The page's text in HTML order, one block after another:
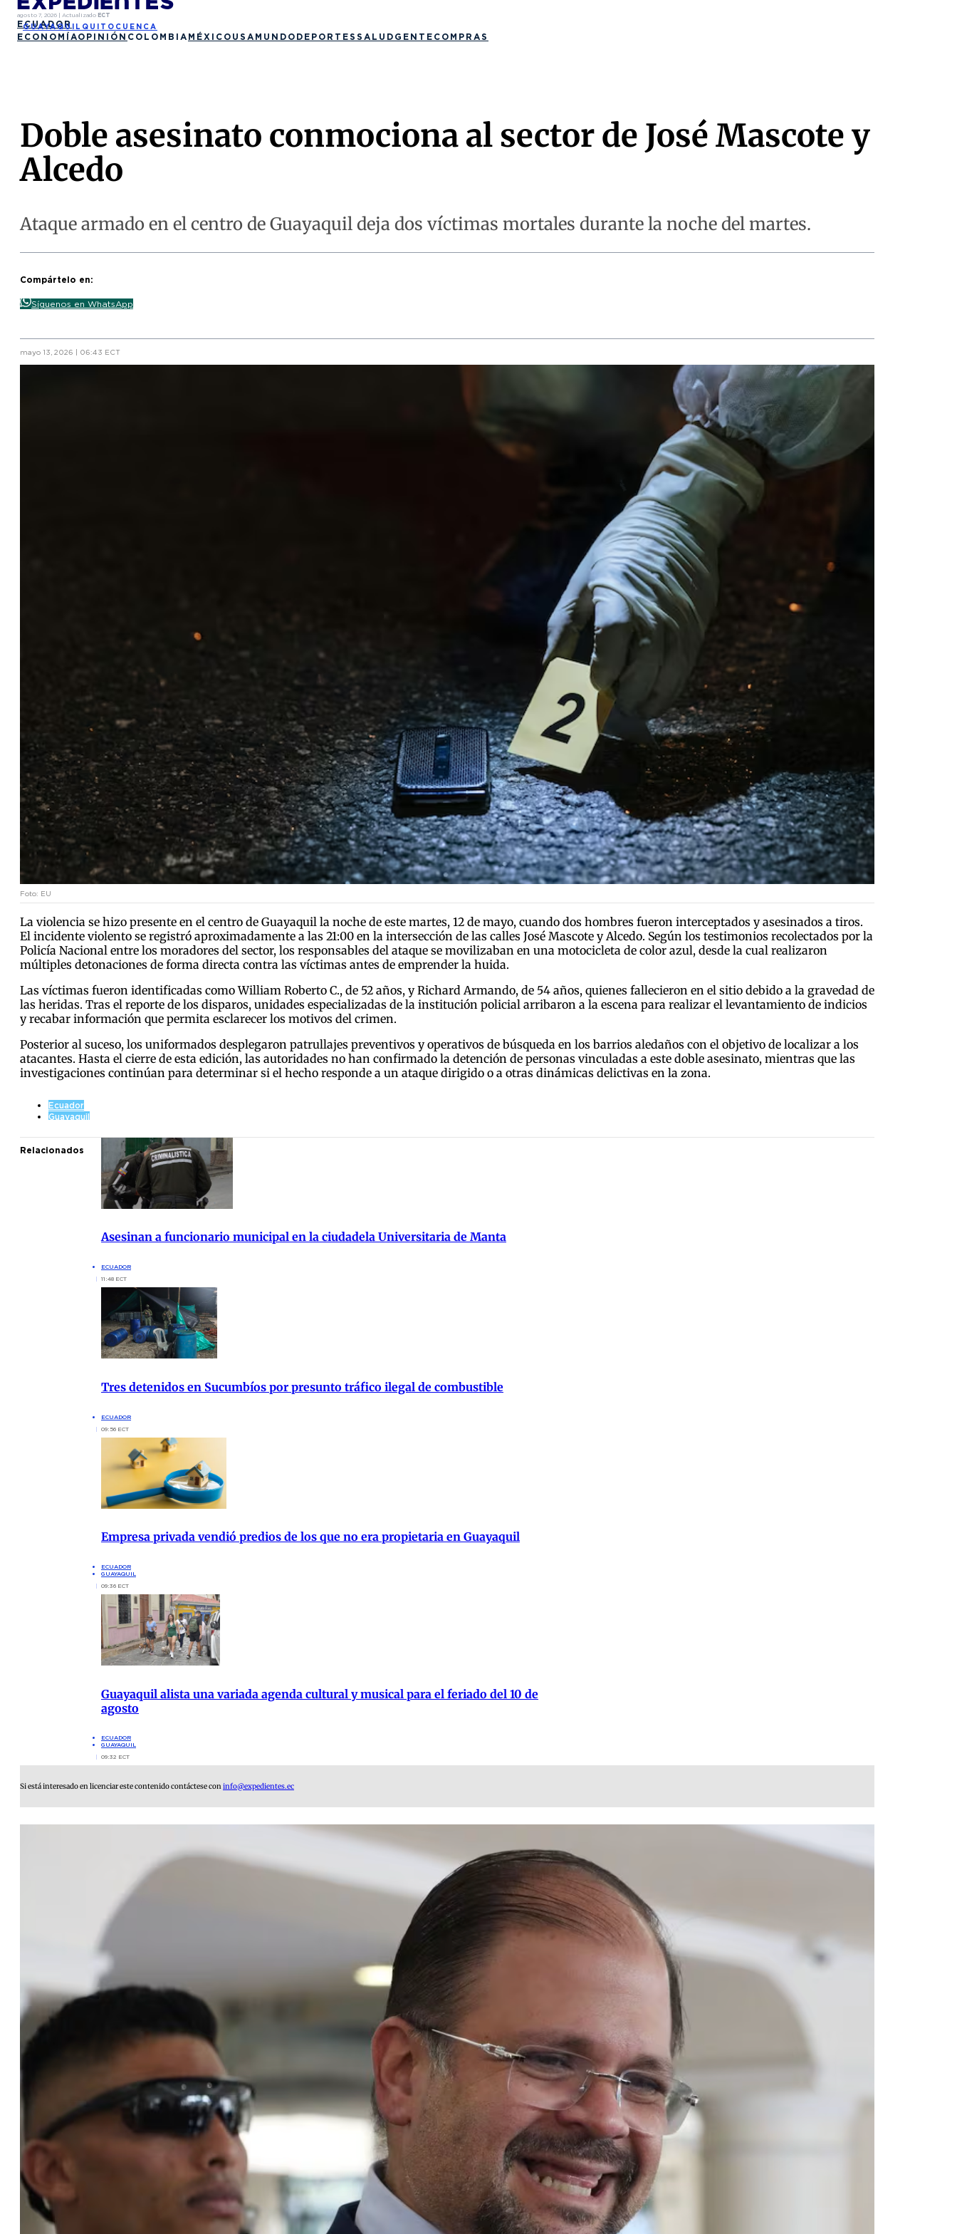
agosto 7, 2026 | Actualizado ECT
ECUADOR
GUAYAQUIL QUITO CUENCA
ECONOMÍAOPINIÓN COLOMBIA MÉXICO USA MUNDO DEPORTES SALUD GENTE COMPRAS
Doble asesinato conmociona al sector de José Mascote y
Alcedo
Ataque armado en el centro de Guayaquil deja dos víctimas mortales durante la noche del martes.
Compártelo en:
Síguenos en WhatsApp
mayo 13, 2026 | 06:43 ECT
Foto: EU
La violencia se hizo presente en el centro de Guayaquil la noche de este martes, 12 de mayo, cuando dos hombres fueron interceptados y asesinados a tiros.
El incidente violento se registró aproximadamente a las 21:00 en la intersección de las calles José Mascote y Alcedo. Según los testimonios recolectados por la
Policía Nacional entre los moradores del sector, los responsables del ataque se movilizaban en una motocicleta de color azul, desde la cual realizaron
múltiples detonaciones de forma directa contra las víctimas antes de emprender la huida.
Las víctimas fueron identificadas como William Roberto C., de 52 años, y Richard Armando, de 54 años, quienes fallecieron en el sitio debido a la gravedad de
las heridas. Tras el reporte de los disparos, unidades especializadas de la institución policial arribaron a la escena para realizar el levantamiento de indicios
y recabar información que permita esclarecer los motivos del crimen.
Posterior al suceso, los uniformados desplegaron patrullajes preventivos y operativos de búsqueda en los barrios aledaños con el objetivo de localizar a los
atacantes. Hasta el cierre de esta edición, las autoridades no han confirmado la detención de personas vinculadas a este doble asesinato, mientras que las
investigaciones continúan para determinar si el hecho responde a un ataque dirigido o a otras dinámicas delictivas en la zona.
Ecuador
Guayaquil
Relacionados
Asesinan a funcionario municipal en la ciudadela Universitaria de Manta
ECUADOR
11:48 ECT
Tres detenidos en Sucumbíos por presunto tráfico ilegal de combustible
ECUADOR
09:56 ECT
Empresa privada vendió predios de los que no era propietaria en Guayaquil
ECUADOR
GUAYAQUIL
09:36 ECT
Guayaquil alista una variada agenda cultural y musical para el feriado del 10 de
agosto
ECUADOR
GUAYAQUIL
09:32 ECT
Si está interesado en licenciar este contenido contáctese coninfo@expedientes.ec